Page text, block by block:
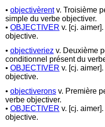
• objectivèrentv. Troisième
simple du verbe objectiver.
• OBJECTIVER v. [cj.
objective.
• objectiveriez v. Deuxième
conditionnel présent du
• OBJECTIVER v. [cj.
objective.
• objectiverons v. Première
verbe objectiver.
• OBJECTIVER v. [cj.
objective.